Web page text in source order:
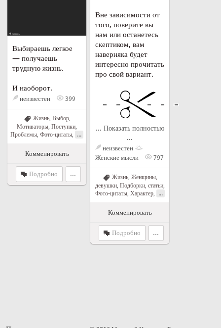
Вне зависимости от
того, поверите вы
нам или останетесь
скептиком, вам
наверняка будет
интересно прочитать
про свой вариант.
... Показать полностью
...
неизвестен
Женские мысли
797
Жизнь, Женщины,
девушки, Подборки, статьи,
Фото-цитаты, Характер, ...
Комменировать
Подробно ...
Выбираешь легкое
— получаешь
трудную жизнь.
И наоборот.
неизвестен 399
Жизнь, Выбор,
Мотиваторы, Поступки,
Проблемы, Фото-цитаты, ...
Комменировать
Подробно ...